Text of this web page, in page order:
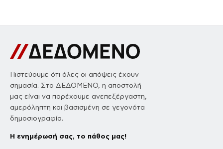
Πιστεύουμε ότι όλες οι απόψεις έχουν
σημασία. Στο ΔΕΔΟΜΕΝΟ, η αποστολή
μας είναι να παρέχουμε ανεπεξέργαστη,
αμερόληπτη και βασισμένη σε γεγονότα
δημοσιογραφία.
Η ενημέρωσή σας, το πάθος μας!